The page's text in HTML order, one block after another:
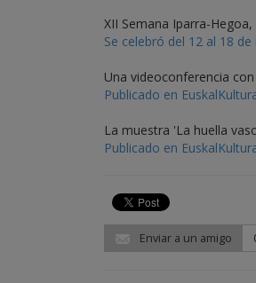
XII Semana Iparra-
Se celebró del 12 al 18
Una videoconferencia
Publicado en
La muestra 'La huella
Publicado en
Enviar a un amigo